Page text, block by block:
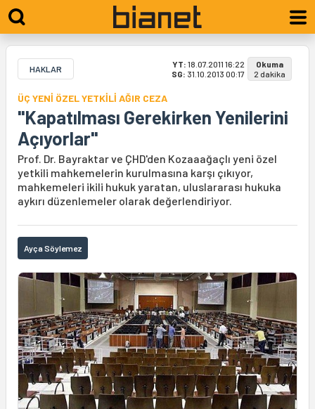
HAKLAR YT: 18.07.2011 16:22
SG: 31.10.2013 00:17
Okuma
2 dakika
ÜÇ YENİ ÖZEL YETKİLİ AĞIR CEZA
"Kapatılması Gerekirken Yenilerini
Açıyorlar"
Prof. Dr. Bayraktar ve ÇHD'den Kozaaağaçlı yeni özel
yetkili mahkemelerin kurulmasına karşı çıkıyor,
mahkemeleri ikili hukuk yaratan, uluslararası hukuka
aykırı düzenlemeler olarak değerlendiriyor.
Ayça Söylemez